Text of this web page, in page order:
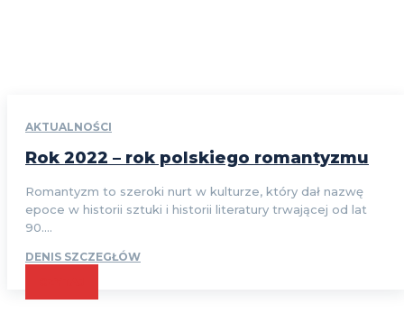
AKTUALNOŚCI
Rok 2022 – rok polskiego romantyzmu
Romantyzm to szeroki nurt w kulturze, który dał nazwę
epoce w historii sztuki i historii literatury trwającej od lat
90....
DENIS SZCZEGŁÓW